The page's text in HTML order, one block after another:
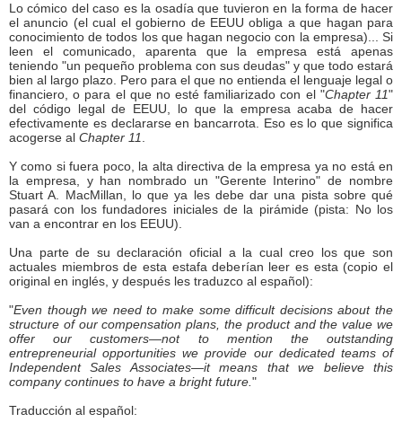
Lo cómico del caso es la osadía que tuvieron en la forma de hacer
el anuncio (el cual el gobierno de EEUU obliga a que hagan para
conocimiento de todos los que hagan negocio con la empresa)... Si
leen el comunicado, aparenta que la empresa está apenas
teniendo "un pequeño problema con sus deudas" y que todo estará
bien al largo plazo. Pero para el que no entienda el lenguaje legal o
financiero, o para el que no esté familiarizado con el "Chapter 11"
del código legal de EEUU, lo que la empresa acaba de hacer
efectivamente es declararse en bancarrota. Eso es lo que significa
acogerse al Chapter 11
Y como si fuera poco, la alta directiva de la empresa ya no está en
la empresa, y han nombrado un "Gerente Interino" de nombre
Stuart A. MacMillan, lo que ya les debe dar una pista sobre qué
pasará con los fundadores iniciales de la pirámide (pista: No los
van a encontrar en los EEUU).
Una parte de su declaración oficial a la cual creo los que son
actuales miembros de esta estafa deberían leer es esta (copio el
original en inglés, y después les traduzco al español):
"Even though we need to make some difficult decisions about the
structure of our compensation plans, the product and the value we
offer our customers—not to mention the outstanding
entrepreneurial opportunities we provide our dedicated teams of
Independent Sales Associates—it means that we believe this
company continues to have a bright future. "
Traducción al español: